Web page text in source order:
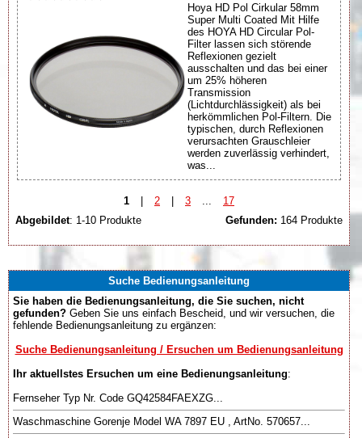
Hoya HD Pol Cirkular 58mm
Super Multi Coated Mit Hilfe
des HOYA HD Circular Pol-
Filter lassen sich störende
Reflexionen gezielt
ausschalten und das bei einer
um 25% höheren
Transmission
(Lichtdurchlässigkeit) als bei
herkömmlichen Pol-Filtern. Die
typischen, durch Reflexionen
verursachten Grauschleier
werden zuverlässig verhindert,
was...
1 | 2 | 3
17
Abgebildet: 1-10 Produkte Gefunden: 164 Produkte
Suche Bedienungsanleitung
Sie haben die Bedienungsanleitung, die Sie suchen, nicht
gefunden? Geben Sie uns einfach Bescheid, und wir versuchen, die
fehlende Bedienungsanleitung zu ergänzen:
Suche Bedienungsanleitung / Ersuchen um Bedienungsanleitung
Ihr aktuellstes Ersuchen um eine Bedienungsanleitung:
Fernseher Typ Nr. Code GQ42584FAEXZG...
Waschmaschine Gorenje Model WA 7897 EU , ArtNo. 570657...